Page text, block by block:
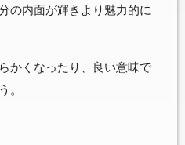
の内面が輝きより魅力的に
かくなったり、良い意味で
。